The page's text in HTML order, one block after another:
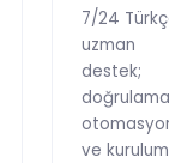
7/24
uzman
destek;
ve